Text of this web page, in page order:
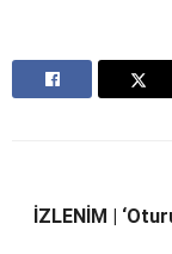
İZLENİM |